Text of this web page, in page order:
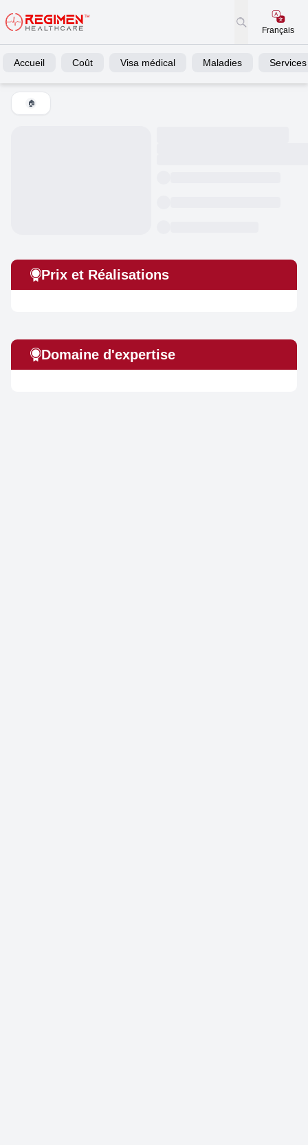
Français
Accueil Coût Visa médical Maladies Services
🏠
Prix et Réalisations
Domaine d'expertise